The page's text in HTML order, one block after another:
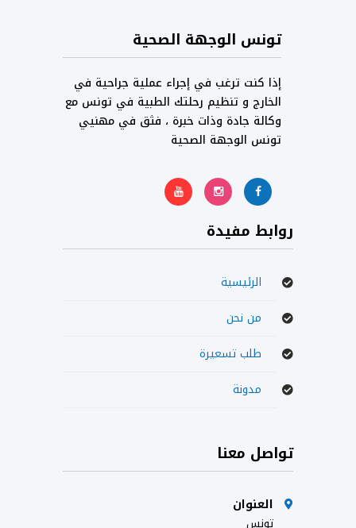
تونس الوجهة الصحية
إذا كنت ترغب في إجراء عملية جراحية في
الخارج و تنظيم رحلتك الطبية في تونس مع
وكالة جادة وذات خبرة ، فثق في مهنيي
تونس الوجهة الصحية
روابط مفيدة
الرئيسية
من نحن
طلب تسعيرة
مدونة
تواصل معنا
العنوان
تونس